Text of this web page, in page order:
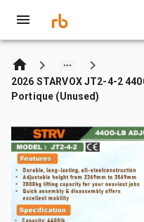
2026 STARVOX JT2-4-2
Portique (Unused)